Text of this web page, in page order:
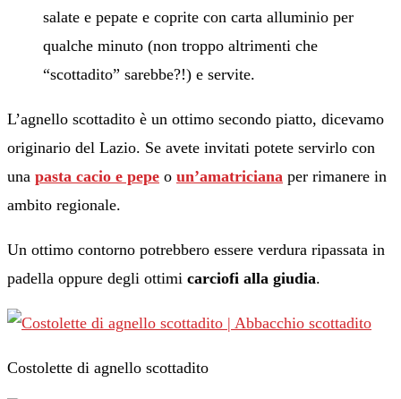
salate e pepate e coprite con carta alluminio per
qualche minuto (non troppo altrimenti che
“scottadito” sarebbe?!) e servite.
L’agnello scottadito è un ottimo secondo piatto, dicevamo
originario del Lazio. Se avete invitati potete servirlo con
una pasta cacio e pepe o un’amatriciana per rimanere in
ambito regionale.
Un ottimo contorno potrebbero essere verdura ripassata in
padella oppure degli ottimi carciofi alla giudia.
Costolette di agnello scottadito